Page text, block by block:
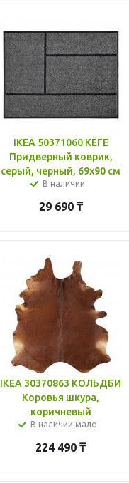
IKEA 50371060 КЁГЕ
Придверный коврик,
серый, черный, 69x90 см
В наличии
29 690₸
IKEA 30370863 КОЛЬДБИ
Коровья шкура,
коричневый
В наличии мало
224 490 ₸